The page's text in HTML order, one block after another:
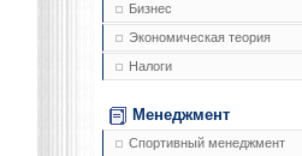
Бизнес
Экономическая теория
Налоги
Менеджмент
Спортивный менеджмент